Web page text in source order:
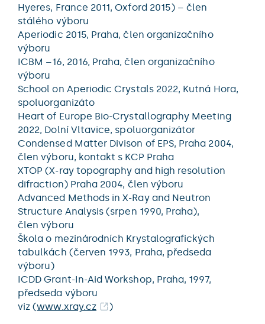
Hyeres, France 2011, Oxford 2015) – člen
stálého výboru
Aperiodic 2015, Praha, člen organizačního
výboru
ICBM –16, 2016, Praha, člen organizačního
výboru
School on Aperiodic Crystals 2022, Kutná Hora,
spoluorganizáto
Heart of Europe Bio-Crystallography Meeting
2022, Dolní Vltavice, spoluorganizátor
Condensed Matter Divison of EPS, Praha 2004,
člen výboru, kontakt s KCP Praha
XTOP (X-ray topography and high resolution
difraction) Praha 2004, člen výboru
Advanced Methods in X-Ray and Neutron
Structure Analysis (srpen 1990, Praha),
člen výboru
Škola o mezinárodních Krystalografických
tabulkách (červen 1993, Praha, předseda
výboru)
ICDD Grant-In-Aid Workshop, Praha, 1997,
předseda výboru
viz (www.xray.cz )